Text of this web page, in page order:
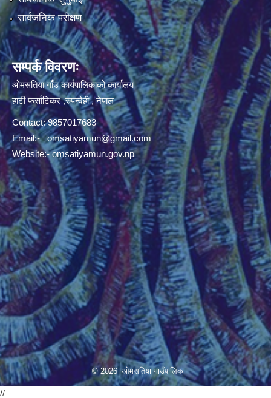
सार्वजनिक परीक्षण
सम्पर्क विवरणः
ओमसतिया गाँउ कार्यपालिकाको कार्यालय
हाटी फर्साटिकर ,रुपन्देही , नेपाल
Contact: 9857017683
Email:-omsatiyamun@gmail.com
Website:- omsatiyamun.gov.np
© 2026 ओमसतिया गाउँपालिका
//